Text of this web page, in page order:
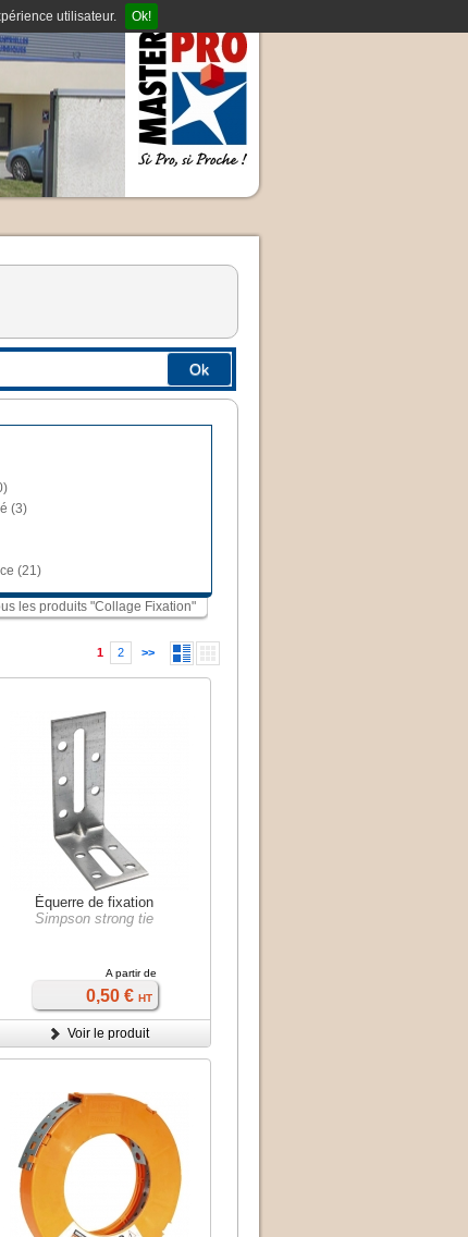
utilisateur. Ok!
Ok
(3)
(21)
les produits "Collage Fixation"
1 2 >>
Équerre de fixation
Simpson strong tie
A partir de
0,50 € HT
Voir le produit